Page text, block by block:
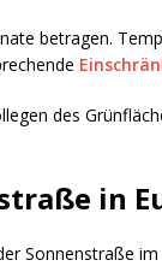
betragen.
des
in
Sonnenstraße